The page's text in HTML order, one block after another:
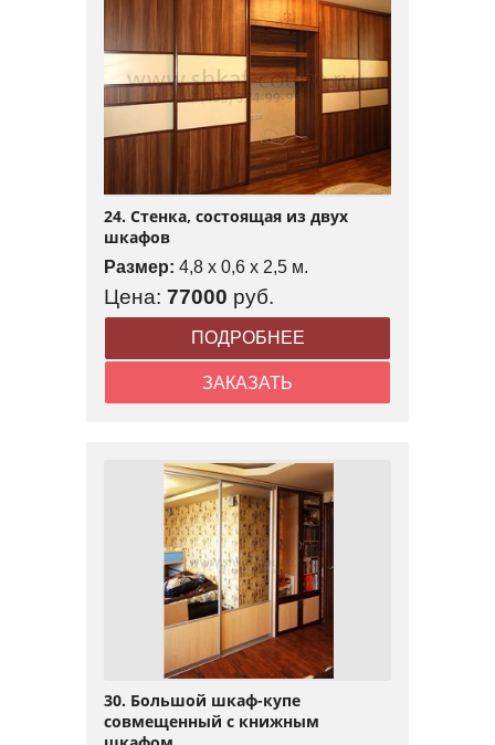
24. Стенка, состоящая из двух
шкафов
Размер: 4,8 x 0,6 x 2,5 м.
Цена: 77000 руб.
ПОДРОБНЕЕ
ЗАКАЗАТЬ
30. Большой шкаф-купе
совмещенный с книжным